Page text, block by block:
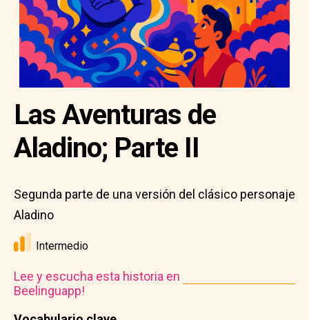
Las Aventuras de
Aladino; Parte II
Segunda parte de una versión del clásico personaje
Aladino
Intermedio
Lee y escucha esta historia en
Beelinguapp!